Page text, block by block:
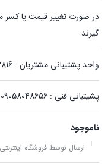
در صورت تغییر قیمت یا کسر
گیرند
واحد پشتیبانی مشتریان : 05135092816 - 09157153791
پشیتبانی فنی : 09058048656
ناموجود
ارسال توسط فروشگاه